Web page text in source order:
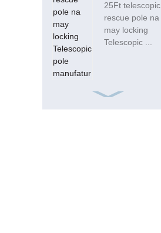
25Ft telescopic
rescue pole na
may locking
Telescopic ...